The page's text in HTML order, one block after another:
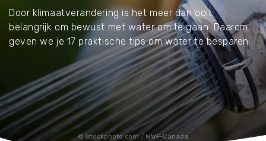
Istockphoto.com / WWF-Canada
Door klimaatverandering is het meer dan ooit
belangrijk om bewust met water om te gaan. Daarom
geven we je 17 praktische tips om water te besparen.
Wat we doen
Onze focus
Hoe we werken
Actueel
Kom in actie
Met tijd
Met een donatie
Start je eigen actie
Bedreigde dieren
Dolfijn
Haai
Jaguar
Jeugd
Sluit je aan
Onderwijs
Webshop
Koopjeshoek
Symbolische cadeaus
Huis & kantoor
Kleding & Accessoires